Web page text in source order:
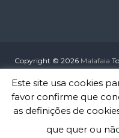
Copyright © 2026 Malafaia
Contactos
Agência Atlas
Política de Privacidade
Este site usa cookies
favor confirme que
as definições de
que quer ou